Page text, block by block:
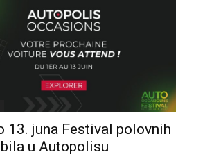
13. juna Festival polovnih
u Autopolisu